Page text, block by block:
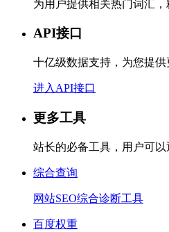
为用户提供相关热门词汇
API接口
十亿级数据支持，为您提
进入API接口
更多工具
站长的必备工具，用户可
综合查询
网站SEO综合诊断工具
百度权重